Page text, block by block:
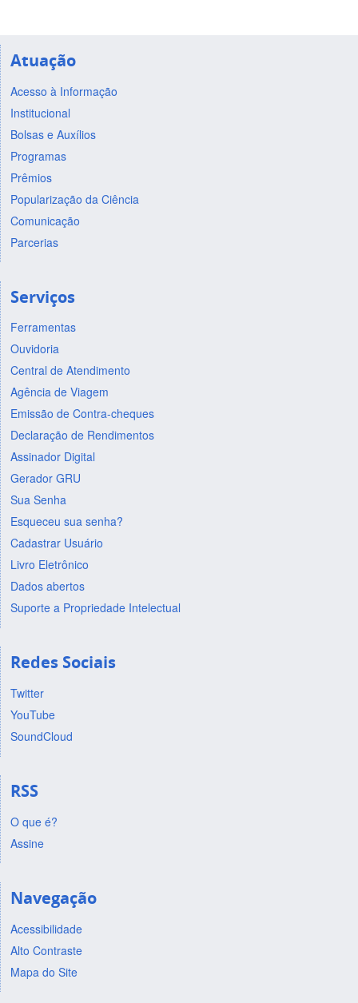
Atuação
Acesso à Informação
Institucional
Bolsas e Auxílios
Programas
Prêmios
Popularização da Ciência
Comunicação
Parcerias
Serviços
Ferramentas
Ouvidoria
Central de Atendimento
Agência de Viagem
Emissão de Contra-cheques
Declaração de Rendimentos
Assinador Digital
Gerador GRU
Sua Senha
Esqueceu sua senha?
Cadastrar Usuário
Livro Eletrônico
Dados abertos
Suporte a Propriedade Intelectual
Redes Sociais
Twitter
YouTube
SoundCloud
RSS
O que é?
Assine
Navegação
Acessibilidade
Alto Contraste
Mapa do Site